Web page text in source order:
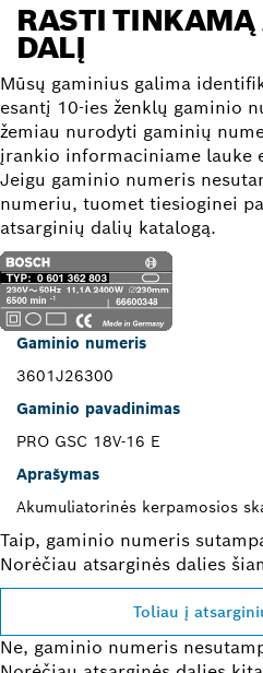
RASTI TINKAMĄ
DALĮ
Mūsų gaminius galima
esantį 10-ies ženklų gaminio
žemiau nurodyti gaminių
įrankio informaciniame lauke
Jeigu gaminio numeris
numeriu, tuomet tiesioginei
atsarginių dalių katalogą.
Gaminio numeris
3601J26300
Gaminio pavadinimas
PRO GSC 18V-16 E
Aprašymas
Akumuliatorinės kerpamosios
Taip, gaminio numeris
Norėčiau atsarginės dalies
Toliau į
Ne, gaminio numeris